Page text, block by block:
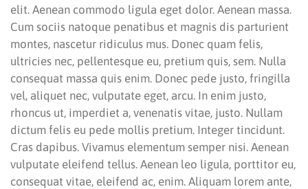
elit. Aenean commodo ligula eget dolor. Aenean massa.
Cum sociis natoque penatibus et magnis dis parturient
montes, nascetur ridiculus mus. Donec quam felis,
ultricies nec, pellentesque eu, pretium quis, sem. Nulla
consequat massa quis enim. Donec pede justo, fringilla
vel, aliquet nec, vulputate eget, arcu. In enim justo,
rhoncus ut, imperdiet a, venenatis vitae, justo. Nullam
dictum felis eu pede mollis pretium. Integer tincidunt.
Cras dapibus. Vivamus elementum semper nisi. Aenean
vulputate eleifend tellus. Aenean leo ligula, porttitor eu,
consequat vitae, eleifend ac, enim. Aliquam lorem ante,